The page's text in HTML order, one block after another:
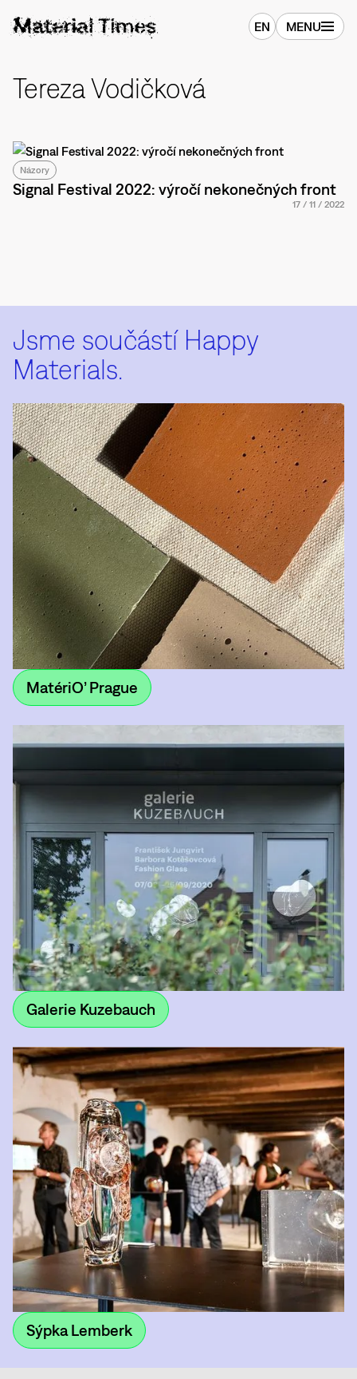
EN MENU
Tereza Vodičková
Názory
Signal Festival 2022: výročí nekonečných front
17 / 11 / 2022
Jsme součástí Happy
Materials.
MatériO’ Prague
Galerie Kuzebauch
Sýpka Lemberk